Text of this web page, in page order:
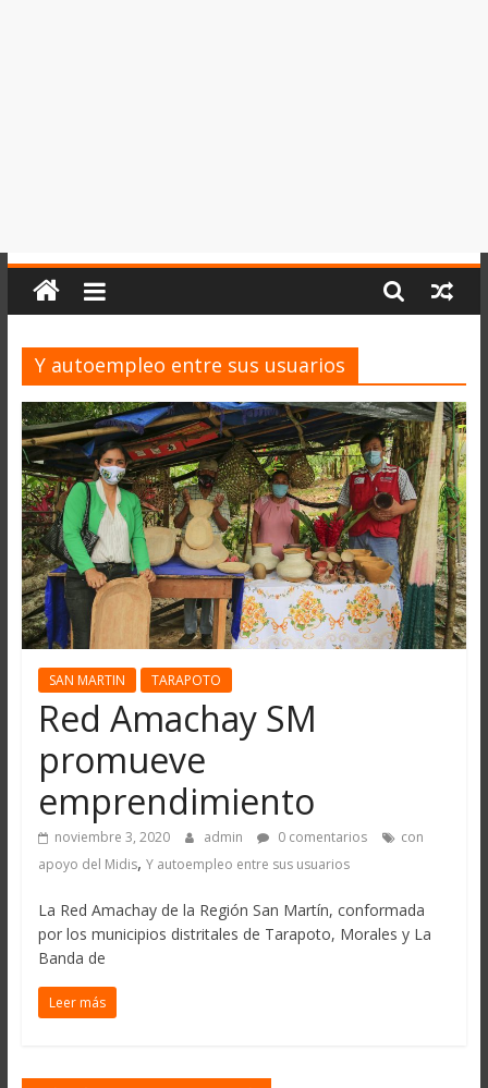
Y autoempleo entre sus usuarios
SAN MARTIN TARAPOTO
Red Amachay SM
promueve
emprendimiento
noviembre 3, 2020 admin 0 comentarios
con
apoyo del Midis, Y autoempleo entre sus usuarios
La Red Amachay de la Región San Martín, conformada
por los municipios distritales de Tarapoto, Morales y La
Banda de
Leer más